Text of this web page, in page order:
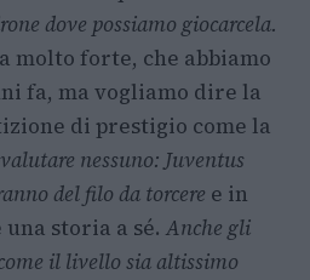
dove possiamo giocarcela.
molto forte, che abbiamo
fa, ma vogliamo dire la
di prestigio come la
nessuno: Juventus
del filo da torcere e in
storia a sé. Anche gli
il livello sia altissimo